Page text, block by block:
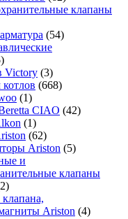
клапаны
(54)
Victory (3)
(668)
(1)
CIAO (42)
(1)
(62)
Ariston (5)
и
клапаны
Ariston (4)